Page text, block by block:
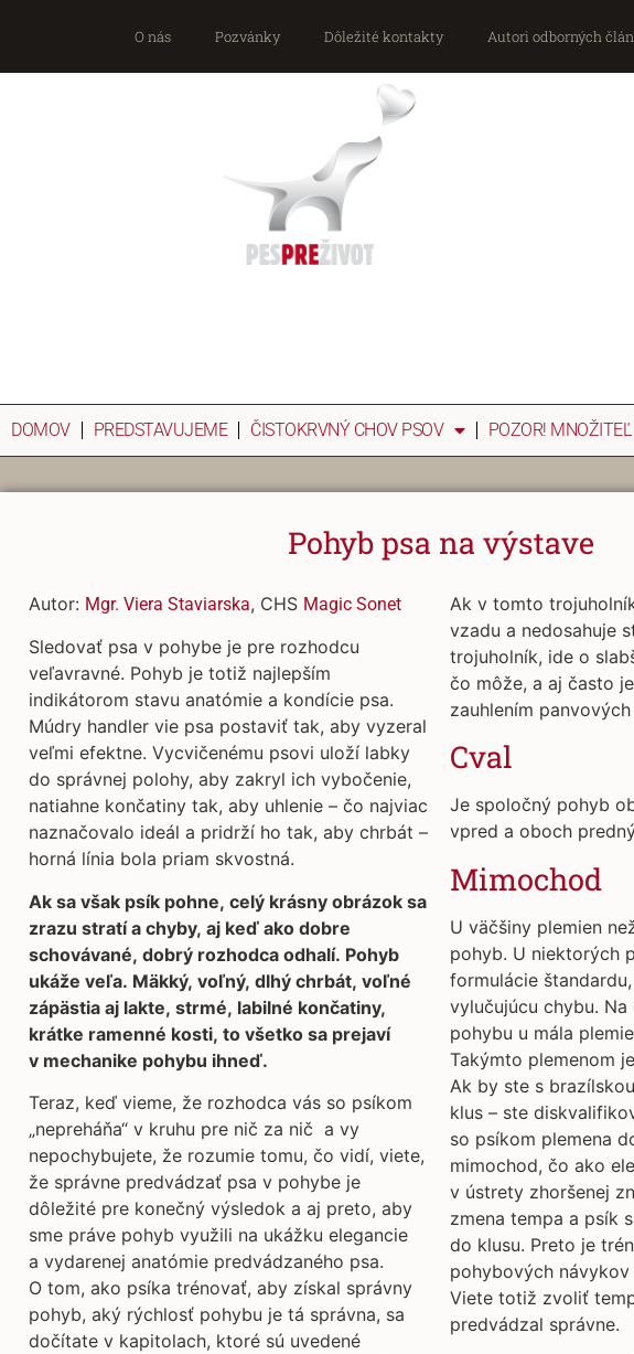
O nás Pozvánky Dôležité kontakty Autori odborných
DOMOV PREDSTAVUJEME ČISTOKRVNÝ CHOV PSOV POZOR! MNOŽITEĽ
Pohyb psa na výstave
Autor: Mgr. Viera Staviarska, CHS Magic Sonet
Sledovať psa v pohybe je pre rozhodcu
veľavravné. Pohyb je totiž najlepším
indikátorom stavu anatómie a kondície psa.
Múdry handler vie psa postaviť tak, aby vyzeral
veľmi efektne. Vycvičenému psovi uloží labky
do správnej polohy, aby zakryl ich vybočenie,
natiahne končatiny tak, aby uhlenie – čo najviac
naznačovalo ideál a pridrží ho tak, aby chrbát –
horná línia bola priam skvostná.
Ak sa však psík pohne, celý krásny obrázok sa
zrazu stratí a chyby, aj keď ako dobre
schovávané, dobrý rozhodca odhalí. Pohyb
ukáže veľa. Mäkký, voľný, dlhý chrbát, voľné
zápästia aj lakte, strmé, labilné končatiny,
krátke ramenné kosti, to všetko sa prejaví
v mechanike pohybu ihneď.
Teraz, keď vieme, že rozhodca vás so psíkom
„nepreháňa“ v kruhu pre nič za nič a vy
nepochybujete, že rozumie tomu, čo vidí, viete,
že správne predvádzať psa v pohybe je
dôležité pre konečný výsledok a aj preto, aby
sme práve pohyb využili na ukážku elegancie
a vydarenej anatómie predvádzaného psa.
O tom, ako psíka trénovať, aby získal správny
pohyb, aký rýchlosť pohybu je tá správna, sa
dočítate v kapitolach, ktoré sú uvedené
Ak v tomto
vzadu a nedosahuje
trojuholník, ide o
čo môže, a aj často
zauhlením
Cval
Je spoločný pohyb
vpred a oboch
Mimochod
U väčšiny plemien
pohyb. U niektorých
formulácie
vylučujúcu chybu.
pohybu u mála
Takýmto plemenom
Ak by ste s
klus – ste
so psíkom plemena
mimochod, čo ako
v ústrety zhoršenej
zmena tempa a psík
do klusu. Preto je
pohybových
Viete totiž zvoliť
predvádzal správne.